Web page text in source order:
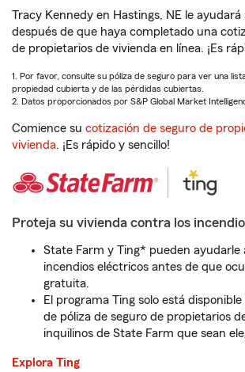
Tracy Kennedy en Hastings, NE le
después de que haya completado una
de propietarios de vivienda en línea. ¡Es
1. Por favor, consulte su póliza de seguro para ver una
propiedad cubierta y de las pérdidas cubiertas.
2. Datos proporcionados por S&P Global Market
Comience su cotización de seguro de
vivienda. ¡Es rápido y sencillo!
Proteja su vivienda contra los
State Farm y Ting* pueden ayudarle
incendios eléctricos antes de que
gratuita.
El programa Ting solo está
de póliza de seguro de propietarios
inquilinos de State Farm que sean
Explora Ting